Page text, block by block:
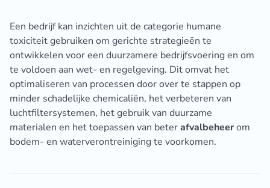
Een bedrijf kan inzichten uit de categorie humane
toxiciteit gebruiken om gerichte strategieën te
ontwikkelen voor een duurzamere bedrijfsvoering en om
te voldoen aan wet- en regelgeving. Dit omvat het
optimaliseren van processen door over te stappen op
minder schadelijke chemicaliën, het verbeteren van
luchtfiltersystemen, het gebruik van duurzame
materialen en het toepassen van beterafvalbeheerom
bodem- en waterverontreiniging te voorkomen.